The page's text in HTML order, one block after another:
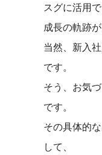
スグに活用
成長の軌跡
当然、新入
です。
そう、お気
です。
その具体的
して、